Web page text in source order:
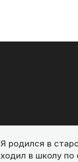
Я родился в
ходил в школу по